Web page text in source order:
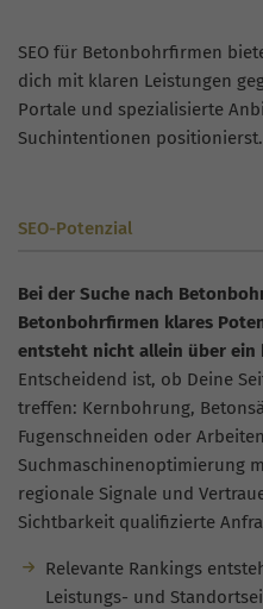
SEO für Betonbohrfirmen
dich mit klaren Leistungen
Portale und spezialisierte
Suchintentionen positionierst.
SEO-Potenzial
Bei der Suche nach
Betonbohrfirmen klares
entsteht nicht allein über ein
Entscheidend ist, ob Deine
treffen: Kernbohrung,
Fugenschneiden oder
Suchmaschinenoptimierung
regionale Signale und
Sichtbarkeit qualifizierte
Relevante Rankings
Leistungs- und